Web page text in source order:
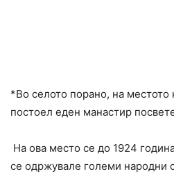
*Во селото порано, на местото
постоел еден манастир
На ова место сe до 1924
се одржувале големи народни